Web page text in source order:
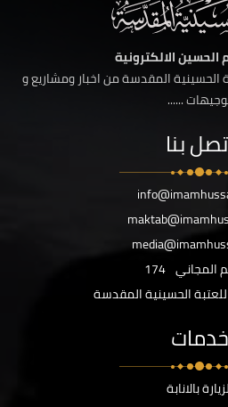
الحسين الالكترونية
المقدسة من اخبار ومشاريع و
......
بنا
المجاني 174
الحسينية المقدسة
خدمات
بالانابة